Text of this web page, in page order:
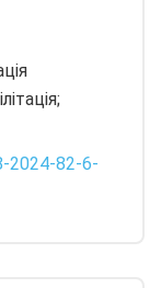
2024-82-6-